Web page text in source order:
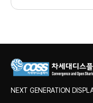
NEXT GENERATION